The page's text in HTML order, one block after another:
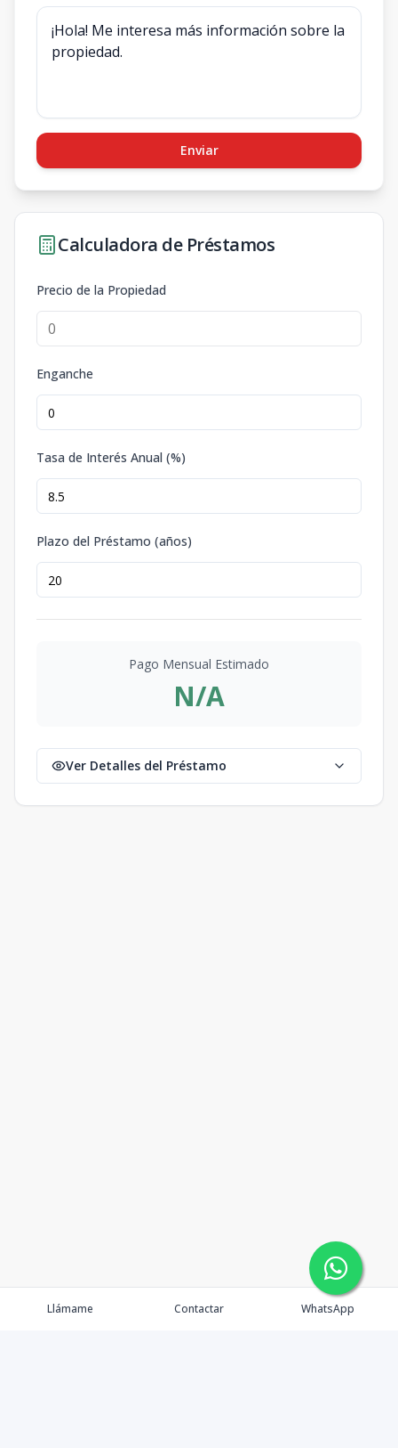
Enviar
Calculadora de Préstamos
Precio de la Propiedad
Enganche
Tasa de Interés Anual (%)
Plazo del Préstamo (años)
Pago Mensual Estimado
N/A
Ver Detalles del Préstamo
Llámame Contactar WhatsApp